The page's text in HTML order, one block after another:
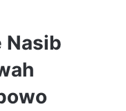
Nasib